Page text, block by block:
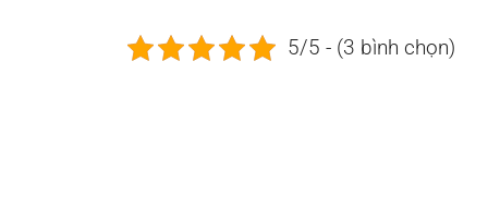
5/5 - (3 bình chọn)